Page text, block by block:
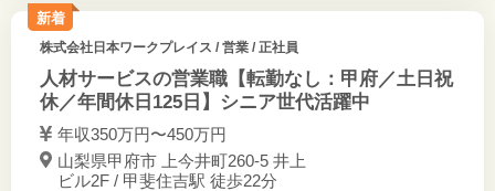
新着
株式会社日本ワークプレイス / 営業 / 正社員
人材サービスの営業職【転勤なし：甲府／土日祝
休／年間休日125日】シニア世代活躍中
年収350万円〜450万円
山梨県甲府市 上今井町260-5 井上
ビル2F / 甲斐住吉駅 徒歩22分